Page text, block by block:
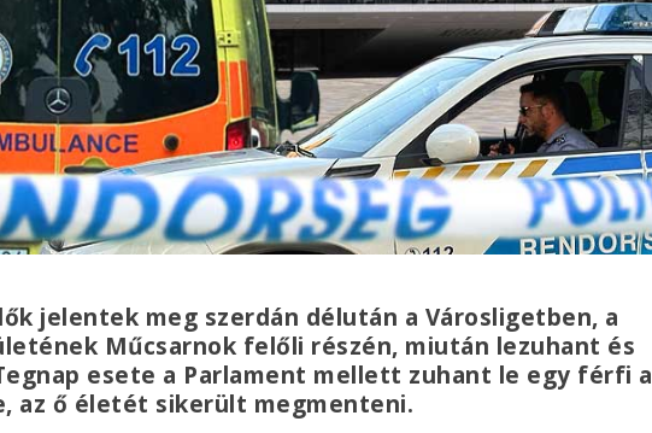
jelentek meg szerdán délután a Városligetben, a
Műcsarnok felőli részén, miután lezuhant és
esete a Parlament mellett zuhant le egy férfi a
az ő életét sikerült megmenteni.